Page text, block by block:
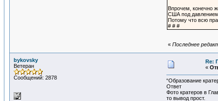
Впрочем, конечно
США под давлением
Потому что всю
# # #
« Последнее
bykovsky
Ветеран
Сообщений: 2878
Re:
«
“Образование
Ответ
Фото кратеров в
то вывод прост.